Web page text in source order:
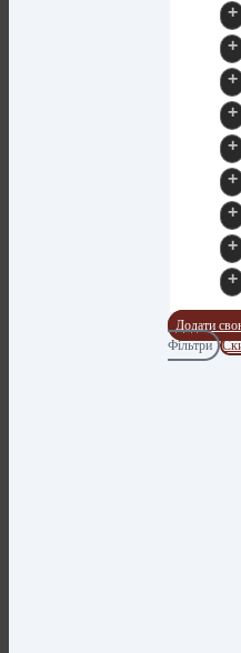
+
+
+
+
+
+
+
+
+
Додати
Фільтри